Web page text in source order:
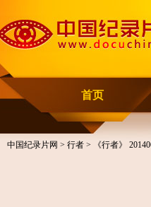
首页
中国纪录片网 > 行者 > 《行者》